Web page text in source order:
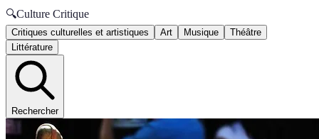
🔍Culture Critique
Critiques culturelles et artistiques Art Musique
Théâtre
Littérature
Rechercher